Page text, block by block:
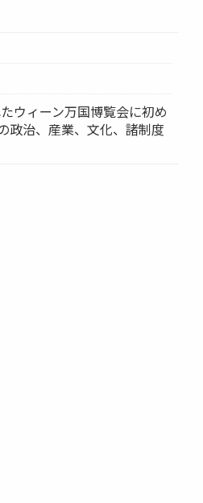
ウィーン万国博覧会に初め
政治、産業、文化、諸制度